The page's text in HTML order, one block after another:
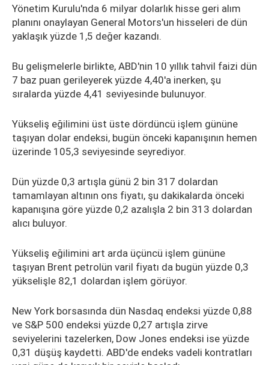
Yönetim Kurulu'nda 6 milyar dolarlık hisse geri alım
planını onaylayan General Motors'un hisseleri de dün
yaklaşık yüzde 1,5 değer kazandı.
Bu gelişmelerle birlikte, ABD'nin 10 yıllık tahvil faizi dün
7 baz puan gerileyerek yüzde 4,40'a inerken, şu
sıralarda yüzde 4,41 seviyesinde bulunuyor.
Yükseliş eğilimini üst üste dördüncü işlem gününe
taşıyan dolar endeksi, bugün önceki kapanışının hemen
üzerinde 105,3 seviyesinde seyrediyor.
Dün yüzde 0,3 artışla günü 2 bin 317 dolardan
tamamlayan altının ons fiyatı, şu dakikalarda önceki
kapanışına göre yüzde 0,2 azalışla 2 bin 313 dolardan
alıcı buluyor.
Yükseliş eğilimini art arda üçüncü işlem gününe
taşıyan Brent petrolün varil fiyatı da bugün yüzde 0,3
yükselişle 82,1 dolardan işlem görüyor.
New York borsasında dün Nasdaq endeksi yüzde 0,88
ve S&P 500 endeksi yüzde 0,27 artışla zirve
seviyelerini tazelerken, Dow Jones endeksi ise yüzde
0,31 düşüş kaydetti. ABD'de endeks vadeli kontratları